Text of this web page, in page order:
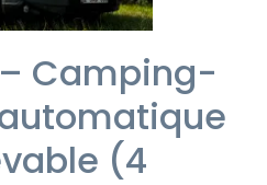
– Camping-
(4